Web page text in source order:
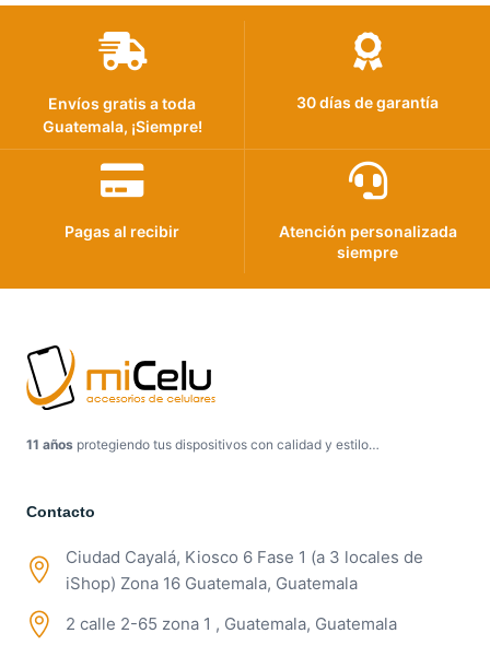
Envíos gratis a toda
Guatemala, ¡Siempre!
30 días de garantía
Pagas al recibir
Atención personalizada
siempre
11 años protegiendo tus dispositivos con calidad y estilo…
Contacto
Ciudad Cayalá, Kiosco 6 Fase 1 (a 3 locales de
iShop) Zona 16 Guatemala, Guatemala
2 calle 2-65 zona 1 , Guatemala, Guatemala